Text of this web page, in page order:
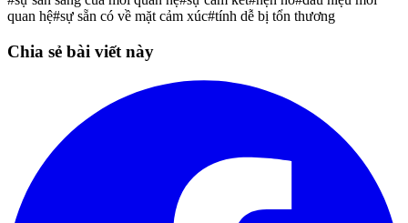
quan hệ#sự sẵn có về mặt cảm xúc#tính dễ bị tổn thương
Chia sẻ bài viết này